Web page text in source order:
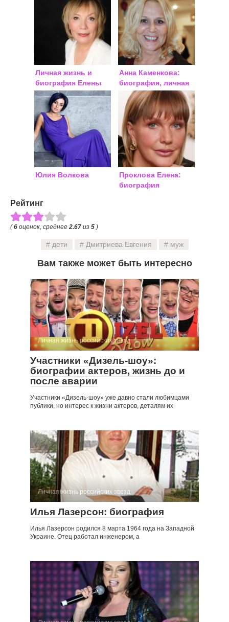
Личная жизнь и
биография Елены
Кореневой: семья,
фото
Анна Каменкова:
биография, личная
жизнь
Юлия Волкова
Проклова Елена:
биография
Рейтинг
(6 оценок, среднее 2.67 из 5 )
дети Дмитриева Евгения муж
Вам также может быть интересно
Личная жизнь российских звезд
Участники «Дизель-шоу»:
биографии актеров, жизнь до и
после аварии
Участники «Дизель-шоу» уже давно стали любимцами
публики, но интерес к жизни актеров, деталям их
Личная жизнь российских звезд
Илья Лазерсон: биография
Илья Лазерсон родился 8 марта 1964 года на Западной
Украине. Отец работал инженером, а